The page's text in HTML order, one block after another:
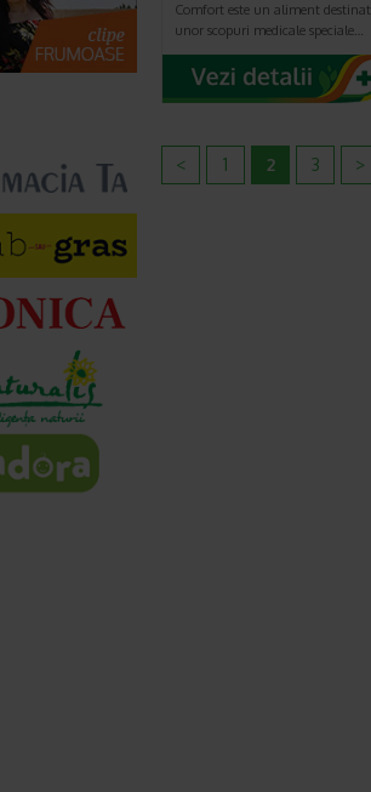
Comfort este un aliment destinat
unor scopuri medicale speciale…
< 1 2 3 >